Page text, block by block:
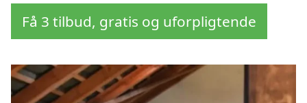
Få 3 tilbud, gratis og uforpligtende